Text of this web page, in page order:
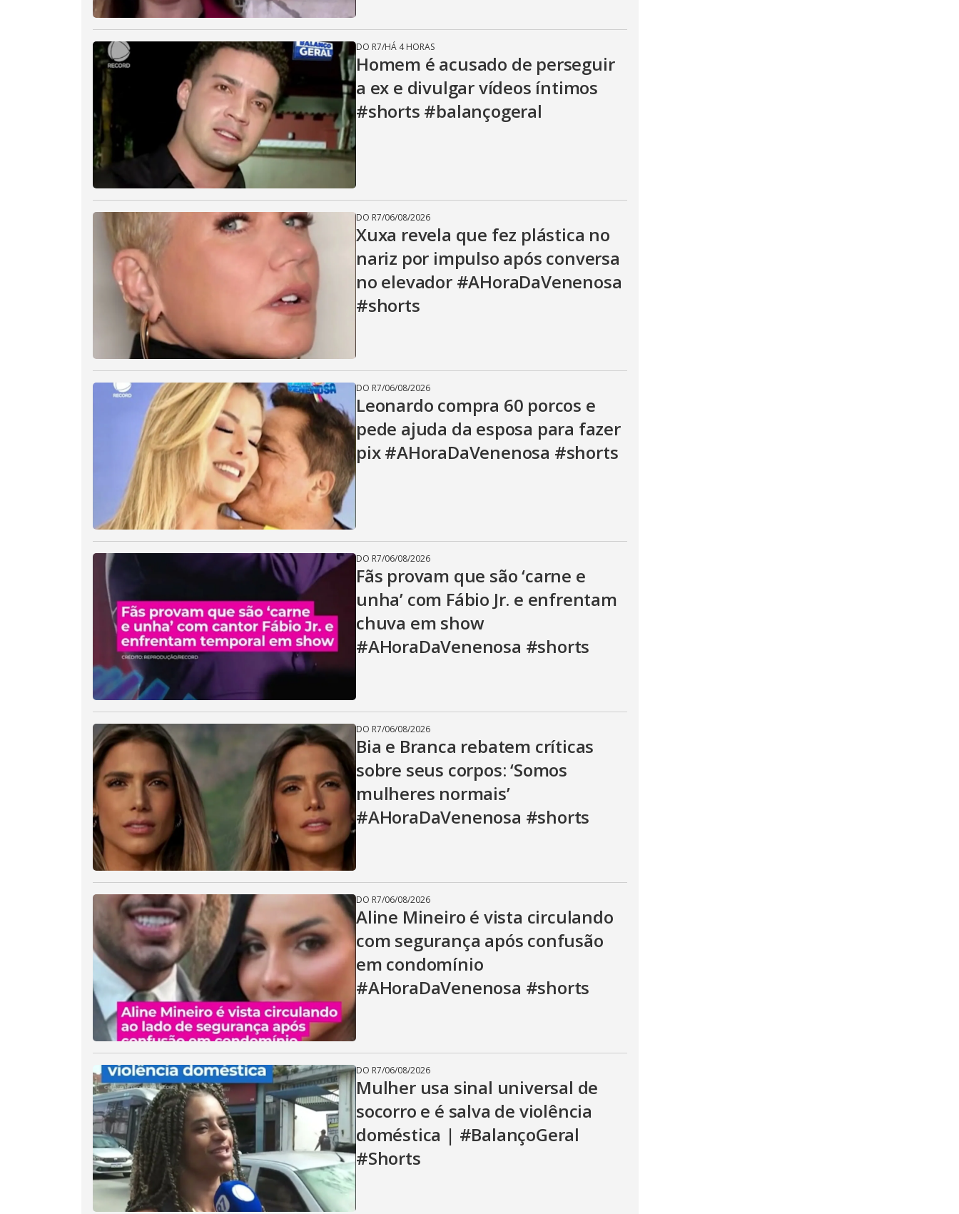
DO R7/HÁ 4 HORAS
Homem é acusado de perseguir
a ex e divulgar vídeos íntimos
#shorts #balançogeral
DO R7/06/08/2026
Xuxa revela que fez plástica no
nariz por impulso após conversa
no elevador #AHoraDaVenenosa
#shorts
DO R7/06/08/2026
Leonardo compra 60 porcos e
pede ajuda da esposa para fazer
pix #AHoraDaVenenosa #shorts
DO R7/06/08/2026
Fãs provam que são ‘carne e
unha’ com Fábio Jr. e enfrentam
chuva em show
#AHoraDaVenenosa #shorts
DO R7/06/08/2026
Bia e Branca rebatem críticas
sobre seus corpos: ‘Somos
mulheres normais’
#AHoraDaVenenosa #shorts
DO R7/06/08/2026
Aline Mineiro é vista circulando
com segurança após confusão
em condomínio
#AHoraDaVenenosa #shorts
DO R7/06/08/2026
Mulher usa sinal universal de
socorro e é salva de violência
doméstica | #BalançoGeral
#Shorts